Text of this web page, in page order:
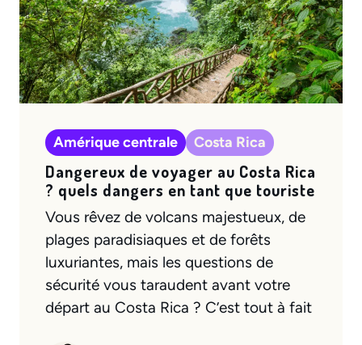
Amérique centrale Costa Rica
Dangereux de voyager au Costa Rica
? quels dangers en tant que touriste
Vous rêvez de volcans majestueux, de
plages paradisiaques et de forêts
luxuriantes, mais les questions de
sécurité vous taraudent avant votre
départ au Costa Rica ? C’est tout à fait